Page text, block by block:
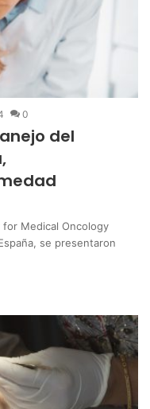
0
del
for Medical Oncology
se presentaron